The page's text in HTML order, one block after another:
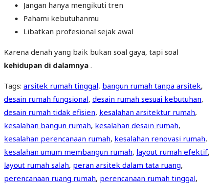
Jangan hanya mengikuti tren
Pahami kebutuhanmu
Libatkan profesional sejak awal
Karena denah yang baik bukan soal gaya, tapi soal
kehidupan di dalamnya .
Tags: arsitek rumah tinggal, bangun rumah tanpa arsitek,
desain rumah fungsional, desain rumah sesuai kebutuhan,
desain rumah tidak efisien, kesalahan arsitektur rumah,
kesalahan bangun rumah, kesalahan desain rumah,
kesalahan perencanaan rumah, kesalahan renovasi rumah,
kesalahan umum membangun rumah, layout rumah efektif,
layout rumah salah, peran arsitek dalam tata ruang,
perencanaan ruang rumah, perencanaan rumah tinggal,